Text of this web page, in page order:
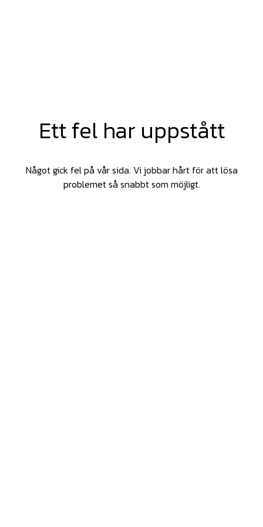
Ett fel har uppstått
Något gick fel på vår sida. Vi jobbar hårt för att lösa
problemet så snabbt som möjligt.